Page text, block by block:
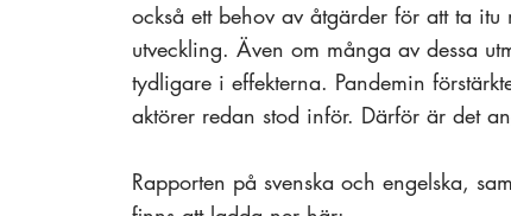
också ett behov av åtgärder för att ta
utveckling. Även om många av dessa
tydligare i effekterna. Pandemin
aktörer redan stod inför. Därför är det
Rapporten på svenska och engelska,